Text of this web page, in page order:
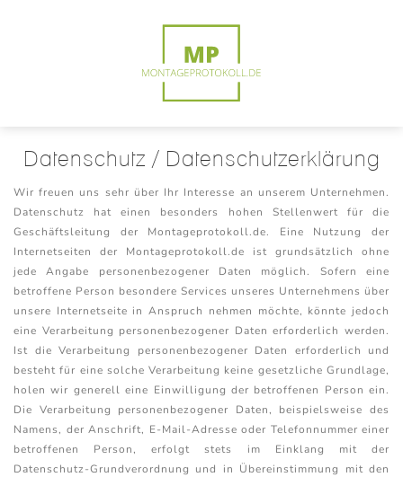
Datenschutz / Datenschutzerklärung
Wir freuen uns sehr über Ihr Interesse an unserem Unternehmen.
Datenschutz hat einen besonders hohen Stellenwert für die
Geschäftsleitung der Montageprotokoll.de. Eine Nutzung der
Internetseiten der Montageprotokoll.de ist grundsätzlich ohne
jede Angabe personenbezogener Daten möglich. Sofern eine
betroffene Person besondere Services unseres Unternehmens über
unsere Internetseite in Anspruch nehmen möchte, könnte jedoch
eine Verarbeitung personenbezogener Daten erforderlich werden.
Ist die Verarbeitung personenbezogener Daten erforderlich und
besteht für eine solche Verarbeitung keine gesetzliche Grundlage,
holen wir generell eine Einwilligung der betroffenen Person ein.
Die Verarbeitung personenbezogener Daten, beispielsweise des
Namens, der Anschrift, E-Mail-Adresse oder Telefonnummer einer
betroffenen Person, erfolgt stets im Einklang mit der
Datenschutz-Grundverordnung und in Übereinstimmung mit den